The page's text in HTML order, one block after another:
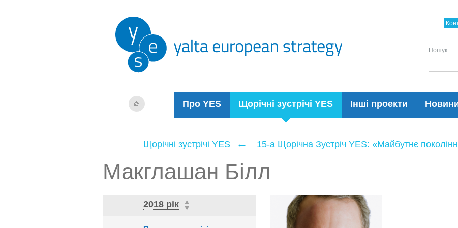
Про YES Щорічні зустрічі YES Інші проекти
Пошук
Щорічні зустрічі YES ← 15-а Щорічна Зустріч YES: «Майбутнє
Макглашан Білл
2018 рік